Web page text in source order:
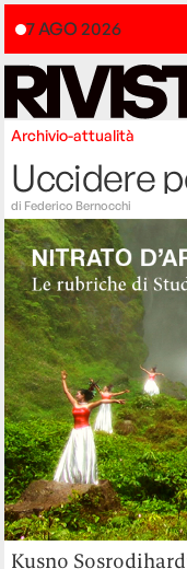
7 AGO 2026
Archivio-attualità
Uccidere
di Federico Bernocchi
Kusno